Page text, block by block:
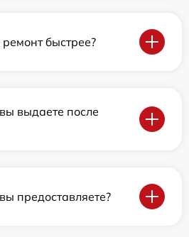
быстрее?
выдаете после
предоставляете?